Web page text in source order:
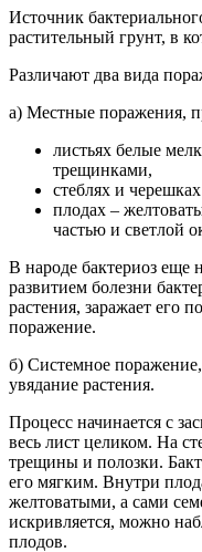
Источник
растительный грунт, в
Различают два вида
а) Местные поражения,
листьях белые
трещинками,
стеблях и
плодах –
частью и светлой
В народе бактериоз еще
развитием болезни
растения, заражает его
поражение.
б) Системное
увядание растения.
Процесс начинается с
весь лист целиком. На
трещины и полозки.
его мягким. Внутри
желтоватыми, а сами
искривляется, можно
плодов.